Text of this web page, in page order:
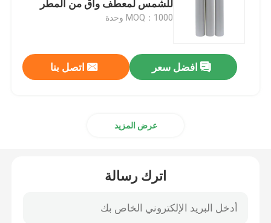
اكسسوارات عاكسة
شريط ختم التماس
للشمس لمعطف واق من المطر
MOQ：1000 وحدة
افضل سعر اتصل بنا
عرض المزيد
اترك رسالة